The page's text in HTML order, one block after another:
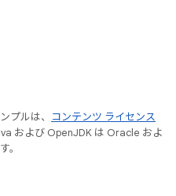
プルは、
コンテンツ ライセンス
および OpenJDK は Oracle およ
。